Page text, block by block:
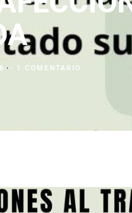
- 1 COMENTARIO